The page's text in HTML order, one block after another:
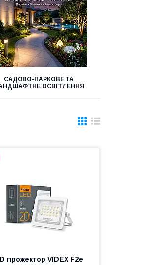
САДОВО-ПАРКОВЕ ТА
ОСВІТЛЕННЯ
прожектор VIDEX F2e